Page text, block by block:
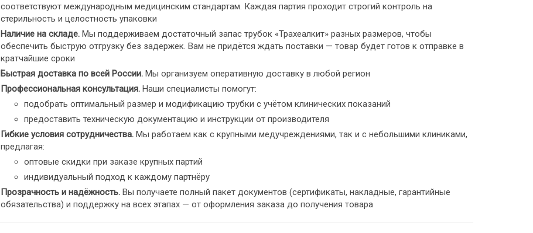
соответствуют международным медицинским стандартам. Каждая партия проходит строгий контроль на
стерильность и целостность упаковки
Наличие на складе.Мы поддерживаем достаточный запас трубок «Трахеалкит» разных размеров, чтобы
обеспечить быструю отгрузку без задержек. Вам не придётся ждать поставки — товар будет готов к отправке в
кратчайшие сроки
Быстрая доставка по всей России.Мы организуем оперативную доставку в любой регион
Профессиональная консультация.Наши специалисты помогут:
подобрать оптимальный размер и модификацию трубки с учётом клинических показаний
предоставить техническую документацию и инструкции от производителя
Гибкие условия сотрудничества.Мы работаем как с крупными медучреждениями, так и с небольшими клиниками,
предлагая:
оптовые скидки при заказе крупных партий
индивидуальный подход к каждому партнёру
Прозрачность и надёжность.Вы получаете полный пакет документов (сертификаты, накладные, гарантийные
обязательства) и поддержку на всех этапах — от оформления заказа до получения товара